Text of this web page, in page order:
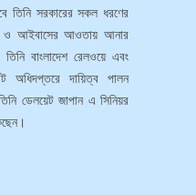
তিনি সরকারের সকল ধরণের
ও আইবাসের আওতায় আনার
বাংলাদেশ রেলওয়ে এবং
অধিদপ্তরে দায়িত্ব পালন
ডেলয়েট জাপান এ সিনিয়র